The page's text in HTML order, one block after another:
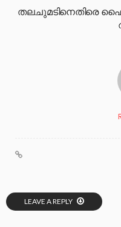
തലചുമടിനെതിരെ
LEAVE A REPLY